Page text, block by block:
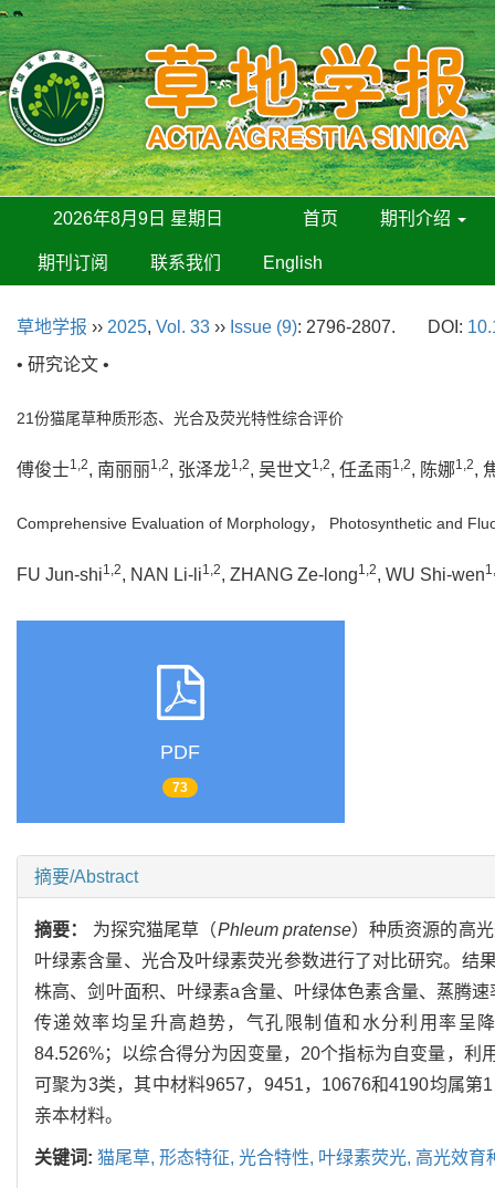
2026年8月9日 星期日 首页 期刊介绍
期刊订阅 联系我们 English
草地学报 ›› 2025, Vol. 33 ›› Issue (9): 2796-2807. DOI:
• 研究论文 •
21份猫尾草种质形态、光合及荧光特性综合评价
傅俊士1,2, 南丽丽1,2, 张泽龙1,2, 吴世文1,2, 任孟雨1,2, 陈娜1,2,
Comprehensive Evaluation of Morphology， Photosynthetic and
FU Jun-shi1,2, NAN Li-li1,2, ZHANG Ze-long1,2, WU Shi-wen
PDF
73
摘要/Abstract
摘要： 为探究猫尾草（Phleum pratense）种质资源的高
叶绿素含量、光合及叶绿素荧光参数进行了对比研究。结
株高、剑叶面积、叶绿素a含量、叶绿体色素含量、蒸腾
传递效率均呈升高趋势，气孔限制值和水分利用率呈
84.526%；以综合得分为因变量，20个指标为自变量，
可聚为3类，其中材料9657，9451，10676和4190均属
亲本材料。
关键词: 猫尾草, 形态特征, 光合特性, 叶绿素荧光, 高光效育